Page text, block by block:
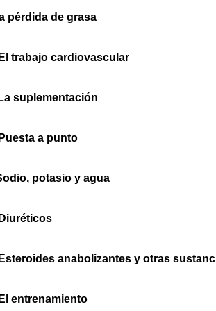
pérdida de grasa
trabajo cardiovascular
suplementación
a punto
potasio y agua
anabolizantes y otras
entrenamiento